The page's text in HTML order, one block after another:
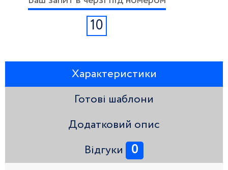
10
Характеристики
Готові шаблони
Додатковий опис
Відгуки 0